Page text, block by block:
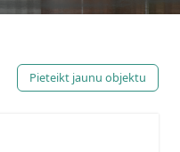
Pieteikt jaunu objektu